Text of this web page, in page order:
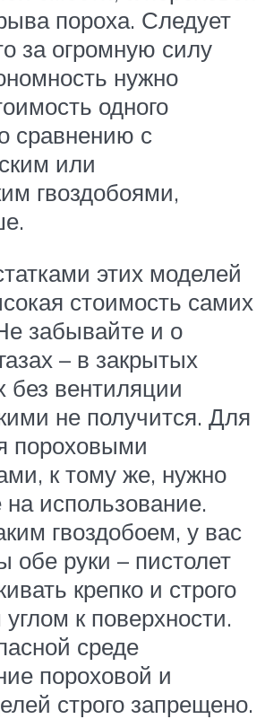
пороха. Следует
за огромную силу
нужно
одного
сравнению с
или
гвоздобоями,
этих моделей
стоимость самих
забывайте и о
– в закрытых
вентиляции
не получится. Для
пороховыми
к тому же, нужно
использование.
гвоздобоем, у вас
обе руки – пистолет
крепко и строго
к поверхности.
среде
пороховой и
строго запрещено.